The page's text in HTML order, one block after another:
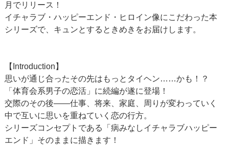
月でリリース！
イチャラブ・ハッピーエンド・ヒロイン像にこだわった本
シリーズで、キュンとするときめきをお届けします。
【Introduction】
思いが通じ合ったその先はもっとタイヘン……かも！？
「体育会系男子の恋活」に続編が遂に登場！
交際のその後――仕事、将来、家庭、周りが変わっていく
中で互いに思いを重ねていく恋の行方。
シリーズコンセプトである「病みなしイチャラブハッピー
エンド」そのままに描きます！